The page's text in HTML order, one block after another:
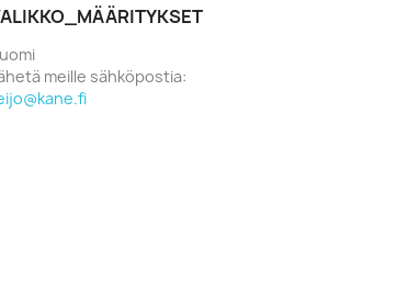
meille sähköpostia: